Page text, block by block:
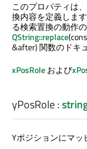
このプロパティは、
換内容を定義しま
る検索置換の動作
QString::replace
&after) 関数のドキ
xPosRoleおよび
yPosRole:
Yポジションにマッ